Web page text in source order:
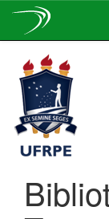
navigation